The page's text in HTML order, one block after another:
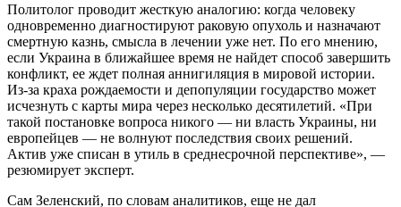
Политолог проводит жесткую аналогию: когда человеку
одновременно диагностируют раковую опухоль и назначают
смертную казнь, смысла в лечении уже нет. По его мнению,
если Украина в ближайшее время не найдет способ завершить
конфликт, ее ждет полная аннигиляция в мировой истории.
Из-за краха рождаемости и депопуляции государство может
исчезнуть с карты мира через несколько десятилетий. «При
такой постановке вопроса никого — ни власть Украины, ни
европейцев — не волнуют последствия своих решений.
Актив уже списан в утиль в среднесрочной перспективе», —
резюмирует эксперт.
Сам Зеленский, по словам аналитиков, еще не дал